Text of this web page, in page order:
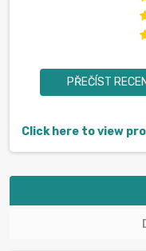
PŘEČÍST
Click here to view